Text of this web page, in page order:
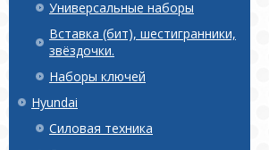
Универсальные наборы
Вставка (бит), шестигранники,
звёздочки.
Наборы ключей
Hyundai
Силовая техника